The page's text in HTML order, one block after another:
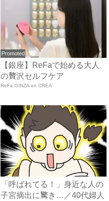
Promoted
【銀座】ReFaで始める大人
の贅沢セルフケア
ReFa GINZA on CREA
「呼ばれてる！」身近な人の
子宮摘出に驚き…／40代婦人